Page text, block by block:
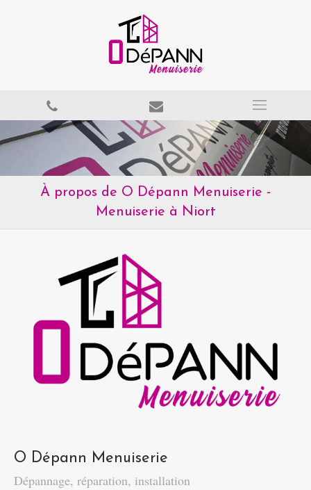
À propos de O Dépann Menuiserie -
Menuiserie à Niort
O Dépann Menuiserie
Dépannage, réparation, installation